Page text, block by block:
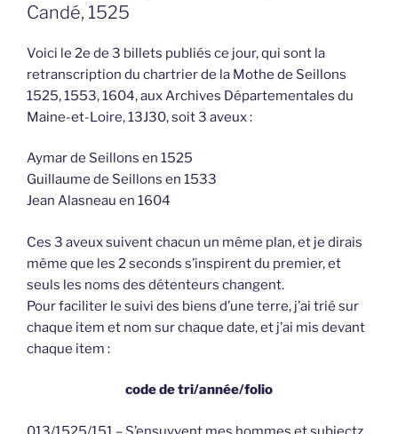
Candé, 1525
Voici le 2e de 3 billets publiés ce jour, qui sont la
retranscription du chartrier de la Mothe de Seillons
1525, 1553, 1604, aux Archives Départementales du
Maine-et-Loire, 13J30, soit 3 aveux :
Aymar de Seillons en 1525
Guillaume de Seillons en 1533
Jean Alasneau en 1604
Ces 3 aveux suivent chacun un même plan, et je dirais
même que les 2 seconds s’inspirent du premier, et
seuls les noms des détenteurs changent.
Pour faciliter le suivi des biens d’une terre, j’ai trié sur
chaque item et nom sur chaque date, et j’ai mis devant
chaque item :
code de tri/année/folio